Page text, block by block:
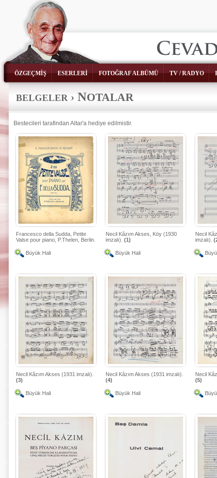
ÖZGEÇMİŞ ESERLERİ FOTOĞRAF ALBÜMÜ TV / RADYO
BELGELER › NOTALAR
Bestecileri tarafindan Altar'a hediye edilmistir.
Francesco della Sudda, Petite
Valse pour piano, P.Thelen, Berlin.
Büyük Hali
Necil Kâzım Akses, Köy (1930
imzalı). (1)
Büyük Hali
Necil
imzalı).
Necil Kâzım Akses (1931 imzalı).
(3)
Büyük Hali
Necil Kâzım Akses (1931 imzalı).
(4)
Büyük Hali
Necil
(5)